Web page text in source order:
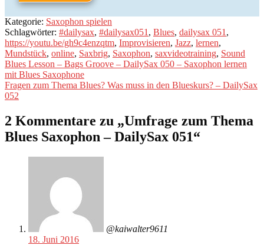
Kategorie: Saxophon spielen
Schlagwörter: #dailysax, #dailysax051 , Blues, dailysax 051 ,
https://youtu.be/gh9c4enzqtm, Improvisieren, Jazz, lernen,
Mundstück, online, Saxbrig, Saxophon, saxvideotraining, Sound
Beitragsnavigation
Vorheriger
Beitrag:
Blues Lesson – Bags Groove – DailySax 050 – Saxophon lernen
mit Blues Saxophone
Nächster
Beitrag:
Fragen zum Thema Blues? Was muss in den Blueskurs? – DailySax
052
2 Kommentare zu „Umfrage zum Thema
Blues Saxophon – DailySax 051“
@kaiwalter9611
18. Juni 2016